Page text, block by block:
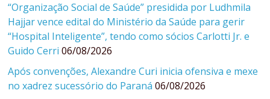
“Organização Social de Saúde” presidida por Ludhmila
Hajjar vence edital do Ministério da Saúde para gerir
“Hospital Inteligente”, tendo como sócios Carlotti Jr. e
Guido Cerri 06/08/2026
Após convenções, Alexandre Curi inicia ofensiva e mexe
no xadrez sucessório do Paraná 06/08/2026